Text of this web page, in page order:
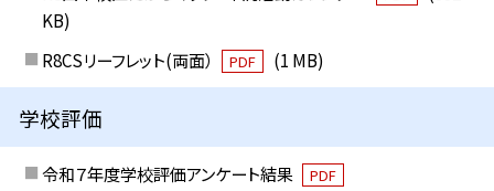
KB)
R8CSリーフレット(両面）
PDF (1 MB)
学校評価
令和７年度学校評価アンケート結果 PDF